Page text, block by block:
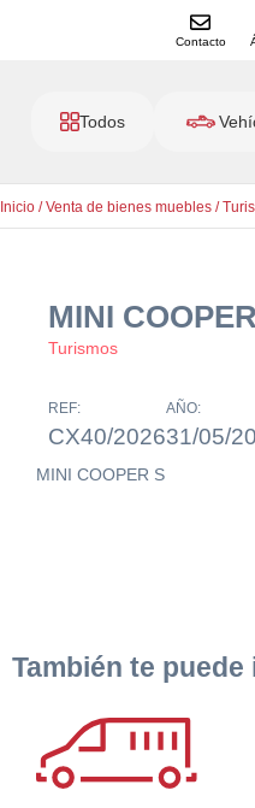
Contacto
Todos
Inicio /Venta de bienes muebles /
MINI
Turismos
REF:
CX40/2026
AÑO:
31/05/
MINI COOPER S
También te